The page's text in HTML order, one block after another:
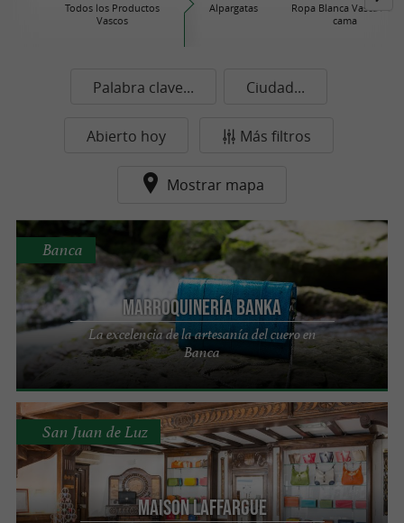
Todos los Productos
Vascos
Alpargatas
Ropa Blanca Vasca / de
cama
Palabra clave... Ciudad...
Abierto hoy Más filtros
Mostrar mapa
Marroquinería Banka
La excelencia de la artesanía del cuero en
Banca
Banca
Maison Laffargue
San Juan de Luz